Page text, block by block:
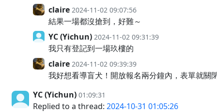
claire 2024-11-02 09:07:56
結果一場都沒搶到，好難～
YC (Yichun) 2024-11-02 09:31:39
我只有登記到一場玖樓的
claire 2024-11-02 09:39:39
我好想看導盲犬！開放報名兩分鐘內，表單就關
YC (Yichun) 01:09:31
Replied to a thread: 2024-10-31 01:05:26